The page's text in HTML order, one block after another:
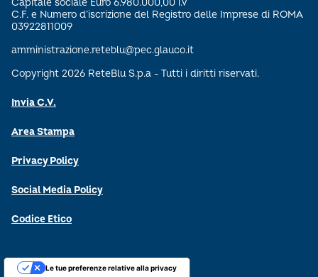
C.F. e Numero d’iscrizione del Registro delle Imprese di ROMA
03922811009
amministrazione.reteblu@pec.glauco.it
Copyright 2026 ReteBlu S.p.a - Tutti i diritti riservati.
Invia C.V.
Area Stampa
Privacy Policy
Social Media Policy
Codice Etico
Le tue preferenze relative alla privacy